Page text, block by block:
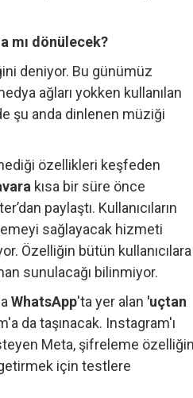
mı dönülecek?
deniyor. Bu günümüz
ağları yokken kullanılan
şu anda dinlenen müziği
özellikleri keşfeden
kısa bir süre önce
paylaştı. Kullanıcıların
sağlayacak hizmeti
Özelliğin bütün kullanıcılara
sunulacağı bilinmiyor.
WhatsApp'ta yer alan 'uçtan
da taşınacak. Instagram'ı
Meta, şifreleme
için testlere